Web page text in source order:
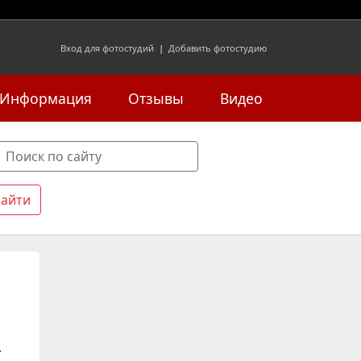
Вход для фотостудий | Добавить фотостудию
Отзывы Видео